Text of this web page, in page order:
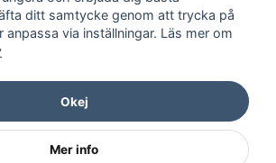
2026
ditt samtycke genom att trycka på
anpassa via inställningar. Läs mer om
Okej
Mer info